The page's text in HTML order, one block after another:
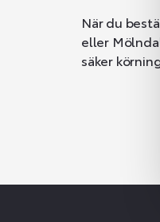
När du
eller
säker